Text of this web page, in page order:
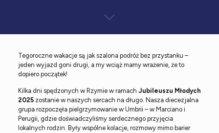
Tegoroczne wakacje są jak szalona podróż bez przystanku –
jeden wyjazd goni drugi, a my wciąż mamy wrażenie, że to
dopiero początek!
Kilka dni spędzonych w Rzymie w ramach Jubileuszu Młodych
2025zostanie w naszych sercach na długo. Nasza diecezjalna
grupa rozpoczęła pielgrzymowanie w Umbrii – w Marciano i
Perugii, gdzie doświadczyliśmy serdecznego przyjęcia
lokalnych rodzin. Były wspólne kolacje, rozmowy mimo barier